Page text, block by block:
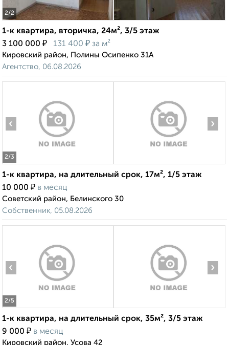
2/2
1-к квартира, вторичка, 24м², 3/5 этаж
3 100 000 ₽ 131 400 ₽ за м²
Кировский район, Полины Осипенко 31А
Агентство, 06.08.2026
2/3
‹ ›
1-к квартира, на длительный срок, 17м², 1/5 этаж
10 000 ₽ в месяц
Советский район, Белинского 30
Собственник, 05.08.2026
2/5
‹ ›
1-к квартира, на длительный срок, 35м², 3/5 этаж
9 000 ₽ в месяц
Кировский район, Усова 42